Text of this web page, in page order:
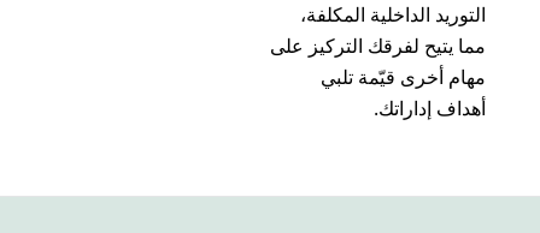
التوريد الداخلية المكلفة،
مما يتيح لفرقك التركيز على
مهام أخرى قيّمة تلبي
أهداف إداراتك.